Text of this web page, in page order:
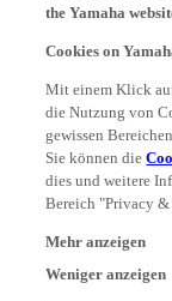
the Yamaha
Cookies on
Mit einem Klick
die Nutzung von
gewissen
Sie können die
dies und weitere
Bereich "Privacy
Mehr anzeigen
Weniger anzeigen